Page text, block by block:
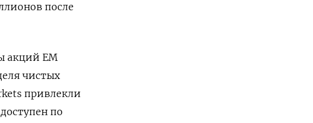
после
акций EM
чистых
привлекли
по